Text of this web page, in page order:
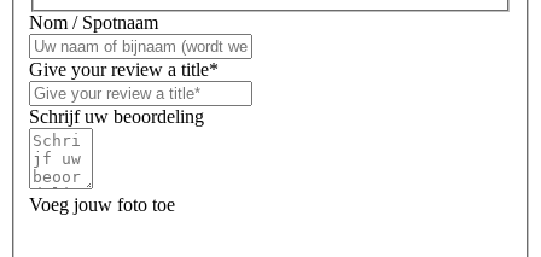
Nom / Spotnaam
Give your review a title*
Schrijf uw beoordeling
Voeg jouw foto toe